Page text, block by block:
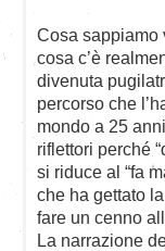
Cosa sappiamo
cosa c’è
divenuta
percorso che
mondo a 25
riflettori perché
si riduce al “fa
che ha gettato
fare un cenno
La narrazione